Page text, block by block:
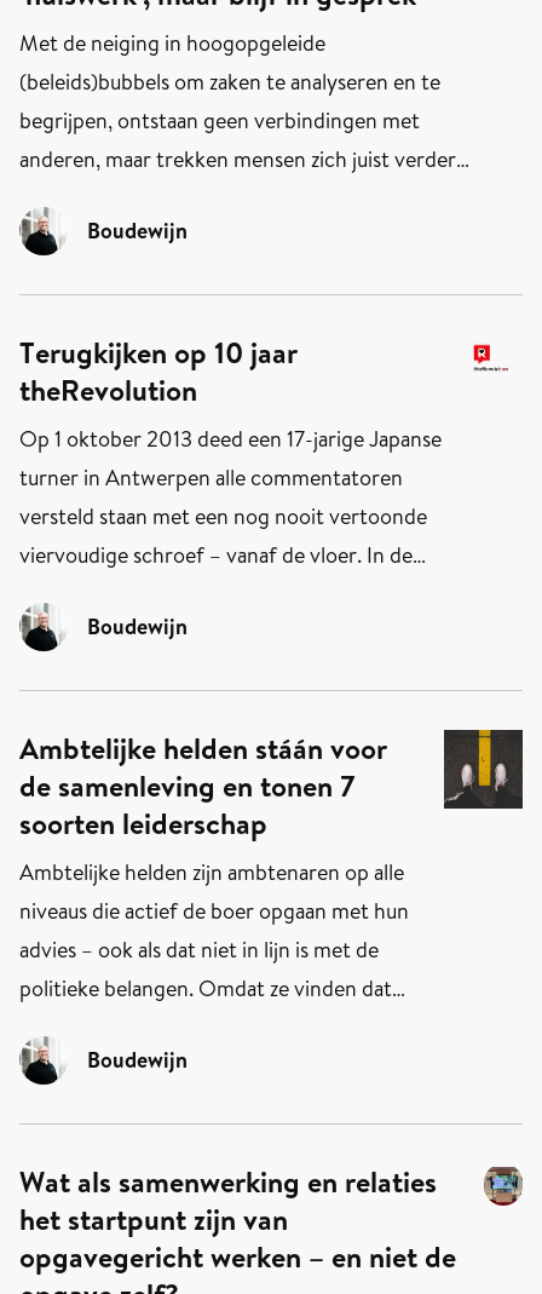
werken vanuit de behoefte van de bewoners.
Toch wringt het.
Met de neiging in hoogopgeleide
(beleids)bubbels om zaken te analyseren en te
begrijpen, ontstaan geen verbindingen met
anderen, maar trekken mensen zich juist verder
Zo drijft ook de hoogopgeleide bubbel steeds
papieren wereldbeeld en een rotsvast geloof in
een maakbare wereld – en we komen daar maar
moeilijk van los. Als er buiten de bubbel iets
gebeurt, schrijft hij, is "onze algemene reactie te
vangen in het geëngageerde duo: grip en begrip.
(...) Pas als we de situatie helemaal begrijpen,
Oftewel: we moeten eerst ons huiswerk doen,
Boudewijn
Terugkijken op 10 jaar
theRevolution
Op 1 oktober 2013 deed een 17-jarige Japanse
turner in Antwerpen alle commentatoren
versteld staan met een nog nooit vertoonde
viervoudige schroef – vanaf de vloer. In de
'shutdown' door een conflict tussen
Week metallic-transparant het nieuwe zwart.
En in Den Haag opende theRevolution haar
deuren.
Boudewijn
Ambtelijke helden stáán voor
de samenleving en tonen 7
soorten leiderschap
Ambtelijke helden zijn ambtenaren op alle
niveaus die actief de boer opgaan met hun
advies – ook als dat niet in lijn is met de
politieke belangen. Omdat ze vinden dat
Ze tonen 7 soorten leiderschap, betoogt
Boudewijn
Wat als samenwerking en relaties
het startpunt zijn van
opgavegericht werken – en niet de